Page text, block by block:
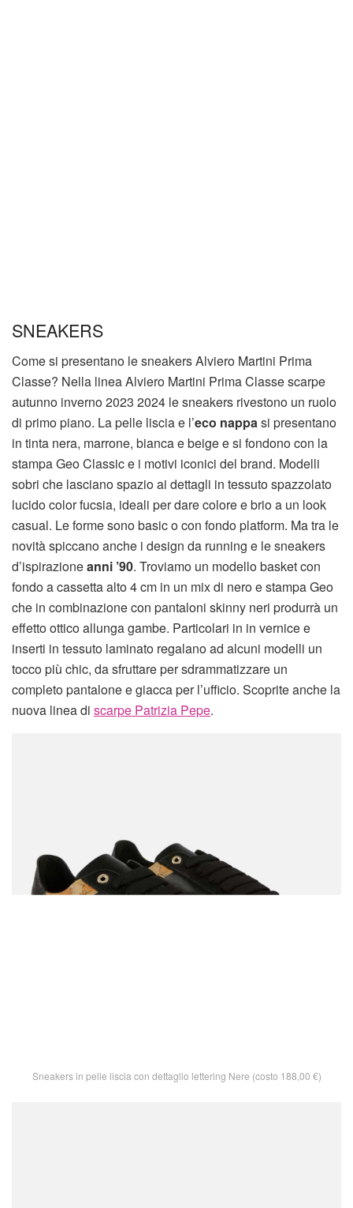
SNEAKERS
Come si presentano le sneakers Alviero Martini Prima
Classe? Nella linea Alviero Martini Prima Classe scarpe
autunno inverno 2023 2024 le sneakers rivestono un ruolo
di primo piano. La pelle liscia e l’eco nappasi presentano
in tinta nera, marrone, bianca e beige e si fondono con la
stampa Geo Classic e i motivi iconici del brand. Modelli
sobri che lasciano spazio ai dettagli in tessuto spazzolato
lucido color fucsia, ideali per dare colore e brio a un look
casual. Le forme sono basic o con fondo platform. Ma tra le
novità spiccano anche i design da running e le sneakers
d’ispirazioneanni ’90. Troviamo un modello basket con
fondo a cassetta alto 4 cm in un mix di nero e stampa Geo
che in combinazione con pantaloni skinny neri produrrà un
effetto ottico allunga gambe. Particolari in in vernice e
inserti in tessuto laminato regalano ad alcuni modelli un
tocco più chic, da sfruttare per sdrammatizzare un
completo pantalone e giacca per l’ufficio. Scoprite anche la
nuova linea di scarpe Patrizia Pepe.
Sneakers in pelle liscia con dettaglio lettering Nere (costo 188,00 €)